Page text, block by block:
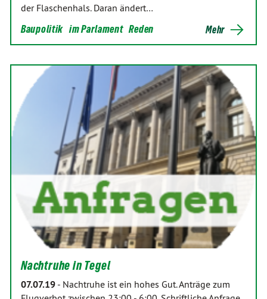
der Flaschenhals. Daran ändert…
Baupolitik im Parlament Reden Mehr
Nachtruhe in Tegel
07.07.19 - Nachtruhe ist ein hohes Gut. Anträge zum